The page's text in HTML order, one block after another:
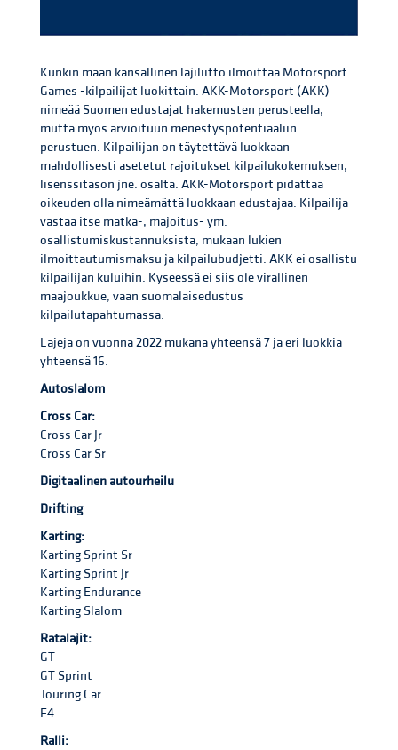
Kunkin maan kansallinen lajiliitto ilmoittaa Motorsport
Games -kilpailijat luokittain. AKK-Motorsport (AKK)
nimeää Suomen edustajat hakemusten perusteella,
mutta myös arvioituun menestyspotentiaaliin
perustuen. Kilpailijan on täytettävä luokkaan
mahdollisesti asetetut rajoitukset kilpailukokemuksen,
lisenssitason jne. osalta. AKK-Motorsport pidättää
oikeuden olla nimeämättä luokkaan edustajaa. Kilpailija
vastaa itse matka-, majoitus- ym.
osallistumiskustannuksista, mukaan lukien
ilmoittautumismaksu ja kilpailubudjetti. AKK ei osallistu
kilpailijan kuluihin. Kyseessä ei siis ole virallinen
maajoukkue, vaan suomalaisedustus
kilpailutapahtumassa.
Lajeja on vuonna 2022 mukana yhteensä 7 ja eri luokkia
yhteensä 16.
Autoslalom
Cross Car:
Cross Car Jr
Cross Car Sr
Digitaalinen autourheilu
Drifting
Karting:
Karting Sprint Sr
Karting Sprint Jr
Karting Endurance
Karting Slalom
Ratalajit:
GT
GT Sprint
Touring Car
F4
Ralli: